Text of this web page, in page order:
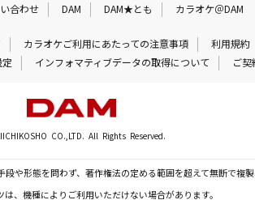
合わせ DAM DAM★とも カラオケ＠DAM
カラオケご利用にあたっての注意事項
利用規約
定 インフォマティブデータの取得について ご契
CO.,LTD. All Rights Reserved.
や形態を問わず、著作権法の定める範囲を超えて無断で複
は、機種によりご利用いただけない場合があります。